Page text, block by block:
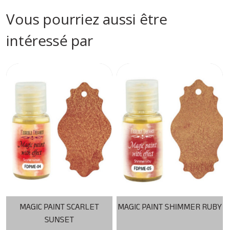
Vous pourriez aussi être
intéressé par
MAGIC PAINT SCARLET
SUNSET
MAGIC PAINT SHIMMER RUBY